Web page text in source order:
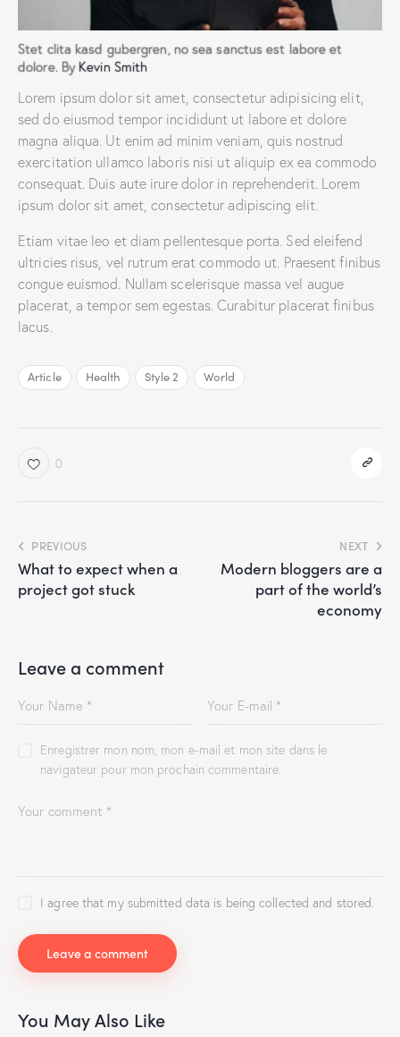
Stet clita kasd gubergren, no sea sanctus est labore et
dolore. ByKevin Smith
Lorem ipsum dolor sit amet, consectetur adipisicing elit,
sed do eiusmod tempor incididunt ut labore et dolore
magna aliqua. Ut enim ad minim veniam, quis nostrud
exercitation ullamco laboris nisi ut aliquip ex ea commodo
consequat. Duis aute irure dolor in reprehenderit. Lorem
ipsum dolor sit amet, consectetur adipiscing elit.
Etiam vitae leo et diam pellentesque porta. Sed eleifend
ultricies risus, vel rutrum erat commodo ut. Praesent finibus
congue euismod. Nullam scelerisque massa vel augue
placerat, a tempor sem egestas. Curabitur placerat finibus
lacus.
Article Health Style 2 World
0
PREVIOUS
What to expect when a
project got stuck
NEXT
Modern bloggers are a
part of the world’s
economy
Leave a comment
Enregistrer mon nom, mon e-mail et mon site dans le
navigateur pour mon prochain commentaire.
I agree that my submitted data is being collected and stored.
You May Also Like